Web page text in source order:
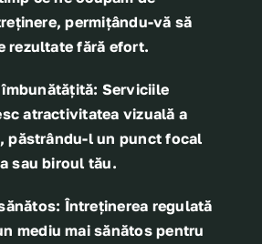
permițându-vă să
rezultate fără efort.
: Serviciile
atractivitatea vizuală a
păstrându-l un punct focal
sau biroul tău.
: Întreținerea regulată
mediu mai sănătos pentru